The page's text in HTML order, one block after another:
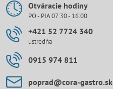
Otváracie hodiny
PO - PIA 07:30 - 16:00
+421 52 7724 340
ústredňa
0915 974 811
poprad​@cora-gastro​.sk